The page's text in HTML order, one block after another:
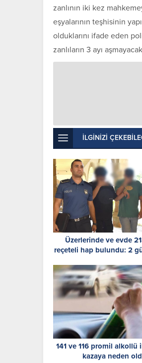
zanlının iki kez
eşyalarının teşhisinin
olduklarını ifade eden
zanlıların 3 ayı
İLGİNİZİ
Üzerlerinde ve evde
reçeteli hap bulundu: 2
141 ve 116 promil alkollü
kazaya neden